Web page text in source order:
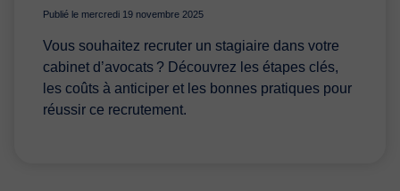
Publié le mercredi 19 novembre 2025
Vous souhaitez recruter un stagiaire dans votre
cabinet d’avocats ? Découvrez les étapes clés,
les coûts à anticiper et les bonnes pratiques pour
réussir ce recrutement.